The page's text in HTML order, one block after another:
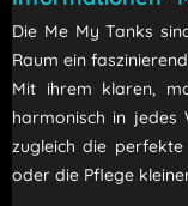
Die Me My Tanks
Raum ein
Mit ihrem klaren,
harmonisch in jedes
zugleich die
oder die Pflege